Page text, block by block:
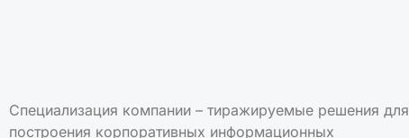
Специализация компании – тиражируемые решения для
построения корпоративных информационных